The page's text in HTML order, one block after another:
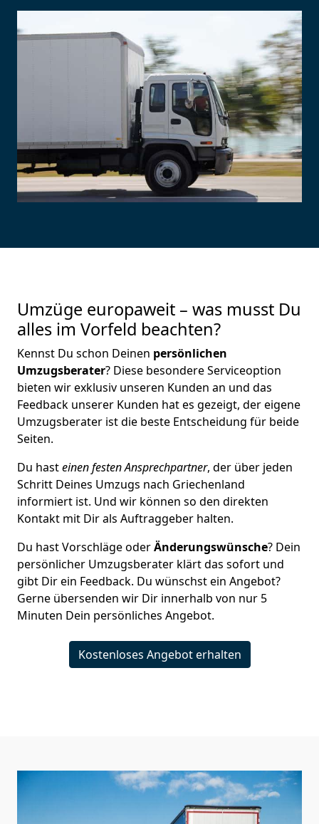
Umzüge europaweit – was musst Du
alles im Vorfeld beachten?
Kennst Du schon Deinen persönlichen
Umzugsberater? Diese besondere Serviceoption
bieten wir exklusiv unseren Kunden an und das
Feedback unserer Kunden hat es gezeigt, der eigene
Umzugsberater ist die beste Entscheidung für beide
Seiten.
Du hasteinen festen Ansprechpartner, der über jeden
Schritt Deines Umzugs nach Griechenland
informiert ist. Und wir können so den direkten
Kontakt mit Dir als Auftraggeber halten.
Du hast Vorschläge oderÄnderungswünsche? Dein
persönlicher Umzugsberater klärt das sofort und
gibt Dir ein Feedback. Du wünschst ein Angebot?
Gerne übersenden wir Dir innerhalb von nur 5
Minuten Dein persönliches Angebot.
Kostenloses Angebot erhalten